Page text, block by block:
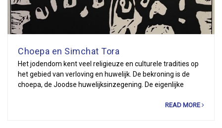
Choepa en Simchat Tora
Het jodendom kent veel religieuze en culturele tradities op
het gebied van verloving en huwelijk. De bekroning is de
choepa, de Joodse huwelijksinzegening. De eigenlijke
READ MORE